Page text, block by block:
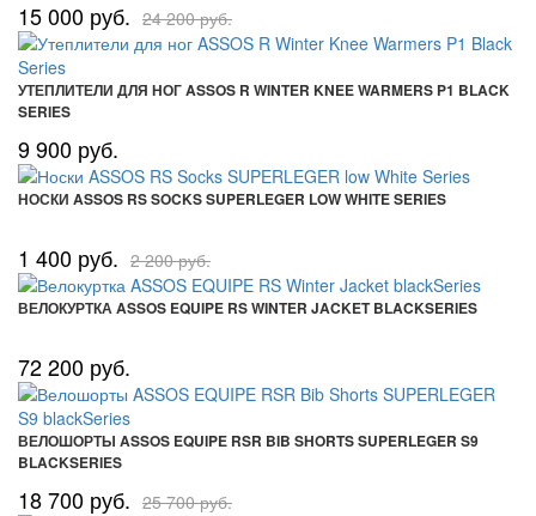
15 000 руб. 24 200 руб.
УТЕПЛИТЕЛИ ДЛЯ НОГ ASSOS R WINTER KNEE WARMERS P1 BLACK
SERIES
9 900 руб.
НОСКИ ASSOS RS SOCKS SUPERLEGER LOW WHITE SERIES
1 400 руб. 2 200 руб.
ВЕЛОКУРТКА ASSOS EQUIPE RS WINTER JACKET BLACKSERIES
72 200 руб.
ВЕЛОШОРТЫ ASSOS EQUIPE RSR BIB SHORTS SUPERLEGER S9
BLACKSERIES
18 700 руб. 25 700 руб.